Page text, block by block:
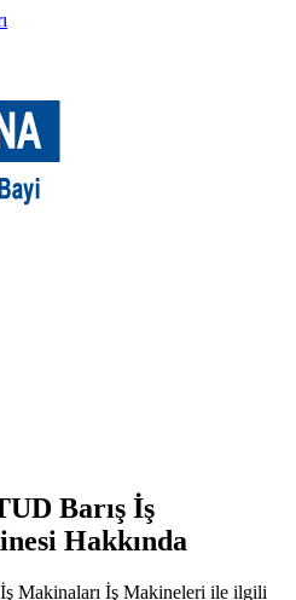
Barış İş
Hakkında
Makinaları İş Makineleri ile ilgili